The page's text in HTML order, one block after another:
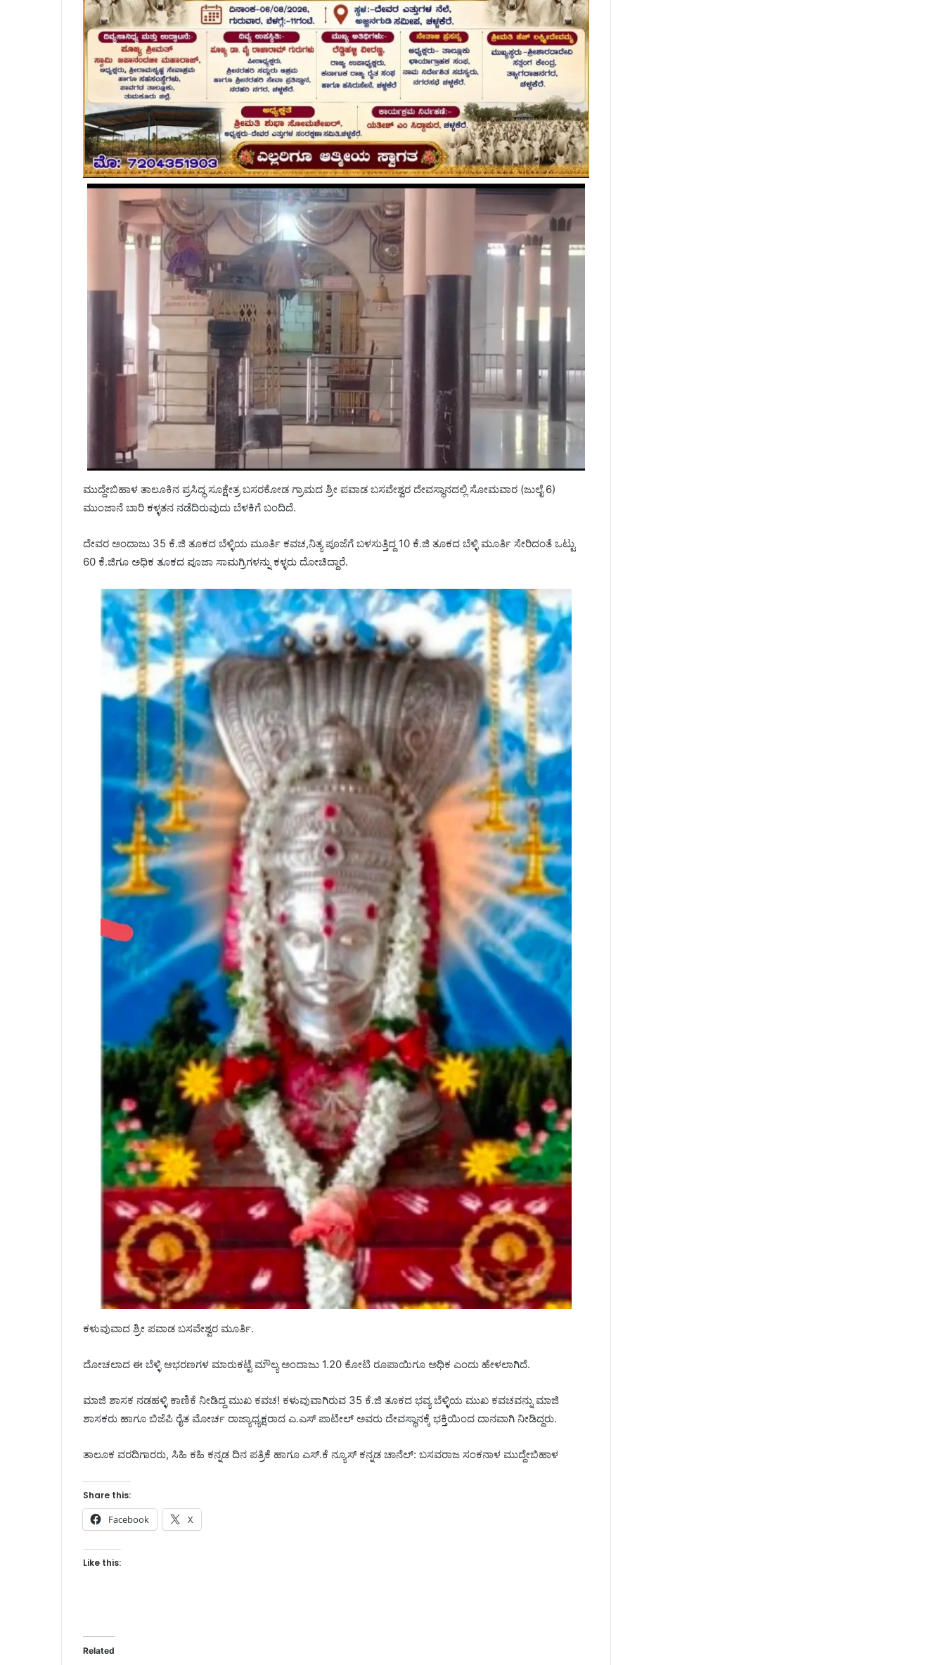
ಮುದ್ದೇಬಿಹಾಳ ತಾಲೂಕಿನ ಪ್ರಸಿದ್ಧ ಸೂಕ್ಷೇತ್ರ ಬಸರಕೋಡ ಗ್ರಾಮದ ಶ್ರೀ ಪವಾಡ ಬಸವೇಶ್ವರ ದೇವಸ್ಥಾನದಲ್ಲಿ ಸೋಮವಾರ (ಜುಲೈ 6)
ಮುಂಜಾನೆ ಬಾರಿ ಕಳ್ಳತನ ನಡೆದಿರುವುದು ಬೆಳಕಿಗೆ ಬಂದಿದೆ.
ದೇವರ ಅಂದಾಜು 35 ಕೆ.ಜಿ ತೂಕದ ಬೆಳ್ಳಿಯ ಮೂರ್ತಿ ಕವಚ,ನಿತ್ಯ ಪೂಜೆಗೆ ಬಳಸುತ್ತಿದ್ದ 10 ಕೆ.ಜಿ ತೂಕದ ಬೆಳ್ಳಿ ಮೂರ್ತಿ ಸೇರಿದಂತೆ ಒಟ್ಟು
60 ಕೆ.ಜಿಗೂ ಅಧಿಕ ತೂಕದ ಪೂಜಾ ಸಾಮಗ್ರಿಗಳನ್ನು ಕಳ್ಳರು ದೋಚಿದ್ದಾರೆ.
ಕಳುವುವಾದ ಶ್ರೀ ಪವಾಡ ಬಸವೇಶ್ವರ ಮೂರ್ತಿ.
ದೋಚಲಾದ ಈ ಬೆಳ್ಳಿ ಆಭರಣಗಳ ಮಾರುಕಟ್ಟೆ ಮೌಲ್ಯ ಅಂದಾಜು 1.20 ಕೋಟಿ ರೂಪಾಯಿಗೂ ಅಧಿಕ ಎಂದು ಹೇಳಲಾಗಿದೆ.
ಮಾಜಿ ಶಾಸಕ ನಡಹಳ್ಳಿ ಕಾಣಿಕೆ ನೀಡಿದ್ದ ಮುಖ ಕವಚ! ಕಳುವುವಾಗಿರುವ 35 ಕೆ.ಜಿ ತೂಕದ ಭವ್ಯ ಬೆಳ್ಳಿಯ ಮುಖ ಕವಚವನ್ನು ಮಾಜಿ
ಶಾಸಕರು ಹಾಗೂ ಬಿಜೆಪಿ ರೈತ ಮೋರ್ಚ ರಾಜ್ಯಾಧ್ಯಕ್ಷರಾದ ಎ.ಎಸ್ ಪಾಟೀಲ್ ಅವರು ದೇವಸ್ಥಾನಕ್ಕೆ ಭಕ್ತಿಯಿಂದ ದಾನವಾಗಿ ನೀಡಿದ್ದರು.
ತಾಲೂಕ ವರದಿಗಾರರು, ಸಿಹಿ ಕಹಿ ಕನ್ನಡ ದಿನ ಪತ್ರಿಕೆ ಹಾಗೂ ಎಸ್.ಕೆ ನ್ಯೂಸ್ ಕನ್ನಡ ಚಾನೆಲ್: ಬಸವರಾಜ ಸಂಕನಾಳ ಮುದ್ದೇಬಿಹಾಳ
Share this:
Facebook X
Like this:
Related